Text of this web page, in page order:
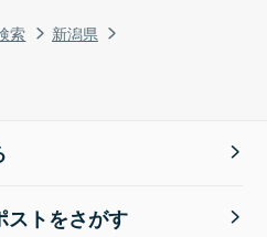
索
新潟県
ストをさがす